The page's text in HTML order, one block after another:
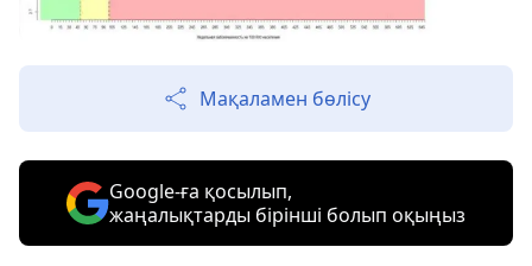
Мақаламен бөлісу
Google-ға қосылып,
жаңалықтарды бірінші болып оқыңыз